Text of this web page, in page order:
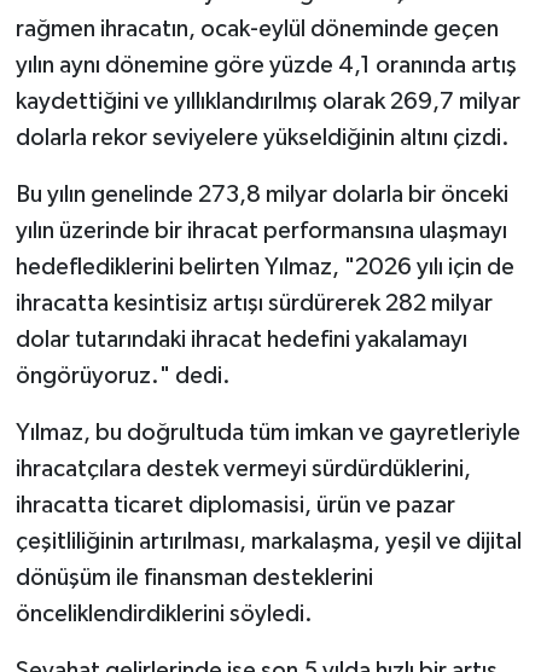
rağmen ihracatın, ocak-eylül döneminde geçen
yılın aynı dönemine göre yüzde 4,1 oranında artış
kaydettiğini ve yıllıklandırılmış olarak 269,7 milyar
dolarla rekor seviyelere yükseldiğinin altını çizdi.
Bu yılın genelinde 273,8 milyar dolarla bir önceki
yılın üzerinde bir ihracat performansına ulaşmayı
hedeflediklerini belirten Yılmaz, "2026 yılı için de
ihracatta kesintisiz artışı sürdürerek 282 milyar
dolar tutarındaki ihracat hedefini yakalamayı
öngörüyoruz." dedi.
Yılmaz, bu doğrultuda tüm imkan ve gayretleriyle
ihracatçılara destek vermeyi sürdürdüklerini,
ihracatta ticaret diplomasisi, ürün ve pazar
çeşitliliğinin artırılması, markalaşma, yeşil ve dijital
dönüşüm ile finansman desteklerini
önceliklendirdiklerini söyledi.